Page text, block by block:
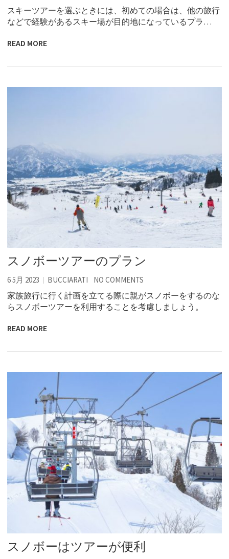
スキーツアーを選ぶときには、初めての場合は、他の旅行
などで経験があるスキー場が目的地になっているプラ…
READ MORE
スノボーツアーのプラン
6 5月 2023 BUCCIARATI NO COMMENTS
家族旅行に行く計画を立てる際に親がスノボーをするのな
らスノボーツアーを利用することを考慮しましょう。
READ MORE
スノボーはツアーが便利